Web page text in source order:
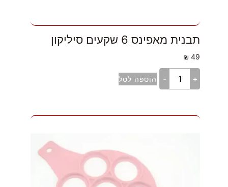
תבנית מאפינס 6 שקעים סיליקון
49
₪
+
- הוספה לסל